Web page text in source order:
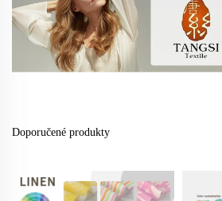
Doporučené produkty